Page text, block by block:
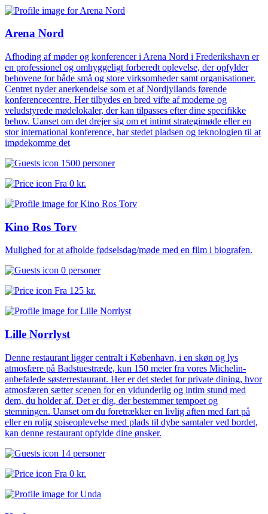
Arena Nord
Afhoding af møder og konferencer i Arena Nord i Frederikshavn er
en professionel og omhyggeligt forberedt oplevelse, der opfylder
behovene for både små og store virksomheder samt organisationer.
Centret nyder anerkendelse som et af Nordjyllands førende
konferencecentre. Her tilbydes en bred vifte af moderne og
veludstyrede mødelokaler, der kan tilpasses efter dine specifikke
behov. Uanset om det drejer sig om et intimt strategimøde eller en
stor international konference, har stedet pladsen og teknologien til at
imødekomme det
1500 personer
Fra 0 kr.
Kino Ros Torv
Mulighed for at afholde fødselsdag/møde med en film i biografen.
0 personer
Fra 125 kr.
Lille Norrlyst
Denne restaurant ligger centralt i København, i en skøn og lys
atmosfære på Badstuestræde, kun 150 meter fra vores Michelin-
anbefalede søsterrestaurant. Her er det stedet for private dining, hvor
atmosfæren sætter scenen for en vidunderlig og intim stund med
dem, du holder af. Det er dig, der bestemmer tempoet og
stemningen. Uanset om du foretrækker en livlig aften med fart på
eller en rolig spiseoplevelse med plads til dybe samtaler ved bordet,
kan denne restaurant opfylde dine ønsker.
14 personer
Fra 0 kr.